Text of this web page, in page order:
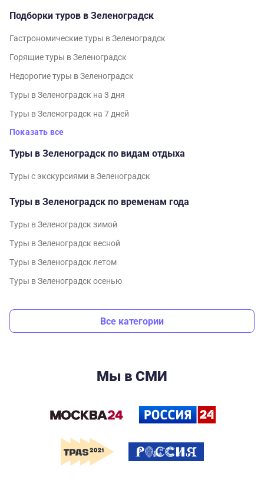
Подборки туров в Зеленоградск
Гастрономические туры в Зеленоградск
Горящие туры в Зеленоградск
Недорогие туры в Зеленоградск
Туры в Зеленоградск на 3 дня
Туры в Зеленоградск на 7 дней
Показать все
Туры в Зеленоградск по видам отдыха
Туры с экскурсиями в Зеленоградск
Туры в Зеленоградск по временам года
Туры в Зеленоградск зимой
Туры в Зеленоградск весной
Туры в Зеленоградск летом
Туры в Зеленоградск осенью
Все категории
Мы в СМИ